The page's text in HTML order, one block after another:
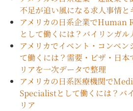
不足が追い風になる求人事情と
アメリカの日系企業でHuman
として働くには？バイリンガ
アメリカでイベント・コンベン
て働くには？需要・ビザ・日本
リアを一次データで整理
アメリカの日系医療機関で
Specialistとして働くには？バ
リア